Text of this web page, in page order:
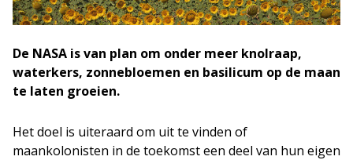
De NASA is van plan om onder meer knolraap,
waterkers, zonnebloemen en basilicum op de maan
te laten groeien.
Het doel is uiteraard om uit te vinden of
maankolonisten in de toekomst een deel van hun eigen